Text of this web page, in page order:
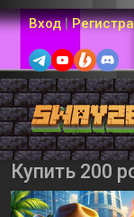
Вход |
Купить 200